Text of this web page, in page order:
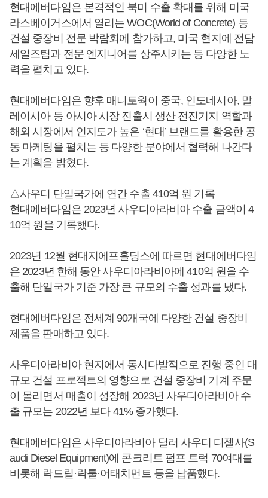
현대에버다임은 본격적인 북미 수출 확대를 위해 미국
라스베이거스에서 열리는 WOC(World of Concrete) 등
건설 중장비 전문 박람회에 참가하고, 미국 현지에 전담
세일즈팀과 전문 엔지니어를 상주시키는 등 다양한 노
력을 펼치고 있다.
현대에버다임은 향후 매니토웍이 중국, 인도네시아, 말
레이시아 등 아시아 시장 진출시 생산 전진기지 역할과
해외 시장에서 인지도가 높은 ‘현대’ 브랜드를 활용한 공
동 마케팅을 펼치는 등 다양한 분야에서 협력해 나간다
는 계획을 밝혔다.
△사우디 단일국가에 연간 수출 410억 원 기록
현대에버다임은 2023년 사우디아라비아 수출 금액이 4
10억 원을 기록했다.
2023년 12월 현대지에프홀딩스에 따르면 현대에버다임
은 2023년 한해 동안 사우디아라비아에 410억 원을 수
출해 단일국가 기준 가장 큰 규모의 수출 성과를 냈다.
현대에버다임은 전세계 90개국에 다양한 건설 중장비
제품을 판매하고 있다.
사우디아라비아 현지에서 동시다발적으로 진행 중인 대
규모 건설 프로젝트의 영향으로 건설 중장비 기계 주문
이 몰리면서 매출이 성장해 2023년 사우디아라비아 수
출 규모는 2022년 보다 41% 증가했다.
현대에버다임은 사우디아라비아 딜러 사우디 디젤사(S
audi Diesel Equipment)에 콘크리트 펌프 트럭 70여대를
비롯해 락드릴·락툴·어태치먼트 등을 납품했다.